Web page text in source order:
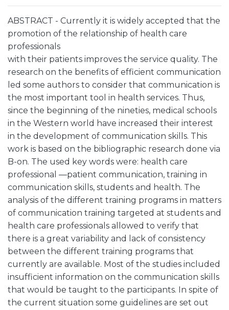
ABSTRACT - Currently it is widely accepted that the
promotion of the relationship of health care
professionals
with their patients improves the service quality. The
research on the benefits of efficient communication
led some authors to consider that communication is
the most important tool in health services. Thus,
since the beginning of the nineties, medical schools
in the Western world have increased their interest
in the development of communication skills. This
work is based on the bibliographic research done via
B-on. The used key words were: health care
professional —patient communication, training in
communication skills, students and health. The
analysis of the different training programs in matters
of communication training targeted at students and
health care professionals allowed to verify that
there is a great variability and lack of consistency
between the different training programs that
currently are available. Most of the studies included
insufficient information on the communication skills
that would be taught to the participants. In spite of
the current situation some guidelines are set out